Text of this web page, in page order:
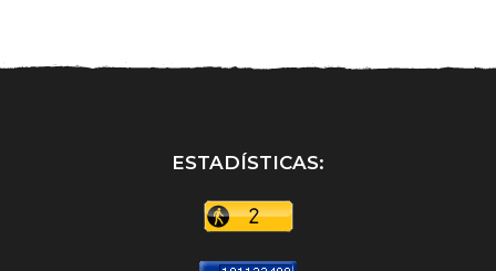
ESTADÍSTICAS: